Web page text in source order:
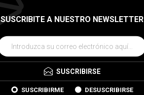
SUSCRIBITE A NUESTRO NEWSLETTER
SUSCRIBIRSE
SUSCRIBIRME DESUSCRIBIRSE